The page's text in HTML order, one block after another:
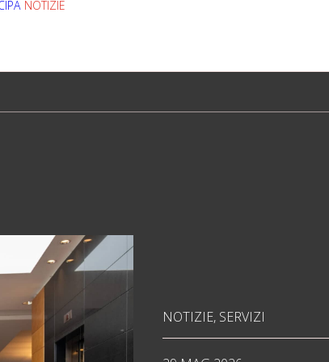
NOTIZIE
NOTIZIE, SERVIZI